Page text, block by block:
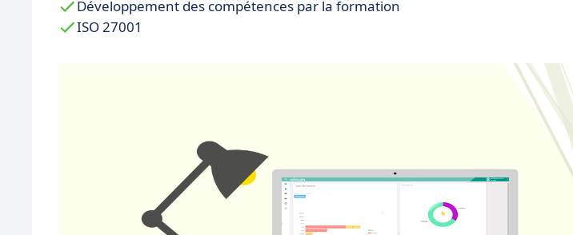
Développement des compétences par la formation
ISO 27001